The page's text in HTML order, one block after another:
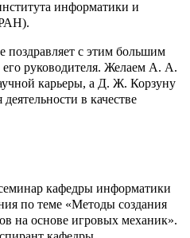
информатики и
поздравляет с этим большим
руководителя. Желаем А. А.
карьеры, а Д. Ж. Корзуну
в качестве
кафедры информатики
по теме «Методы создания
на основе игровых механик».